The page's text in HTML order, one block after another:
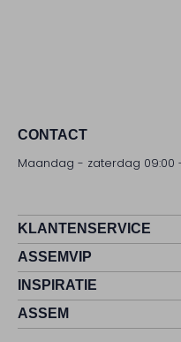
CONTACT
Maandag - zaterdag 09:00
KLANTENSERVICE
ASSEMVIP
INSPIRATIE
ASSEM